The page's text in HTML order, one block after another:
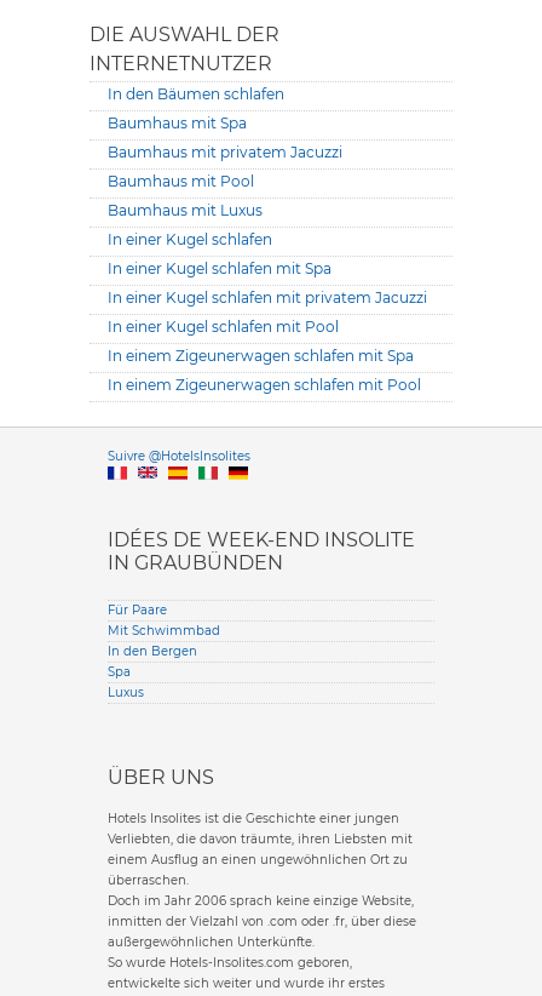
DIE AUSWAHL DER
INTERNETNUTZER
In den Bäumen schlafen
Baumhaus mit Spa
Baumhaus mit privatem Jacuzzi
Baumhaus mit Pool
Baumhaus mit Luxus
In einer Kugel schlafen
In einer Kugel schlafen mit Spa
In einer Kugel schlafen mit privatem Jacuzzi
In einer Kugel schlafen mit Pool
In einem Zigeunerwagen schlafen mit Spa
In einem Zigeunerwagen schlafen mit Pool
Suivre @HotelsInsolitesVersione
IDÉES DE WEEK-END INSOLITE
IN GRAUBÜNDEN
Für Paare
Mit Schwimmbad
In den Bergen
Spa
Luxus
ÜBER UNS
Hotels Insolites ist die Geschichte einer jungen
Verliebten, die davon träumte, ihren Liebsten mit
einem Ausflug an einen ungewöhnlichen Ort zu
überraschen.
Doch im Jahr 2006 sprach keine einzige Website,
inmitten der Vielzahl von .com oder .fr, über diese
außergewöhnlichen Unterkünfte.
So wurde Hotels-Insolites.com geboren,
entwickelte sich weiter und wurde ihr erstes